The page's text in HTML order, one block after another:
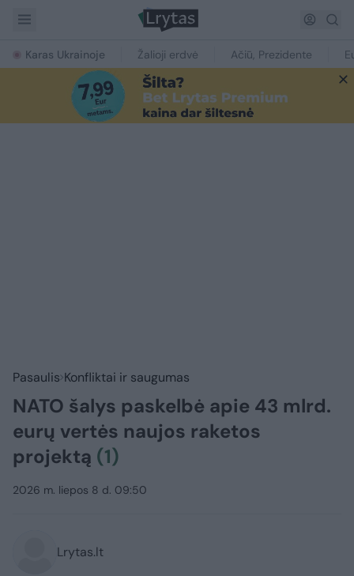
Karas Ukrainoje Žalioji erdvė Ačiū, Prezidente
Pasaulis Konfliktai ir saugumas
NATO šalys paskelbė apie 43 mlrd.
eurų vertės naujos raketos
projektą (1)
2026 m. liepos 8 d. 09:50
Lrytas.lt